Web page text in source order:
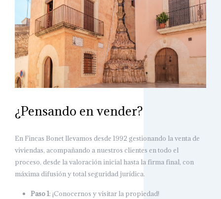
¿Pensando en vender?
En Fincas Bonet llevamos desde 1992 gestionando la venta de
viviendas, acompañando a nuestros clientes en todo el
proceso, desde la valoración inicial hasta la firma final, con
máxima difusión y total seguridad jurídica.
Paso 1: ¡Conocernos y visitar la propiedad!